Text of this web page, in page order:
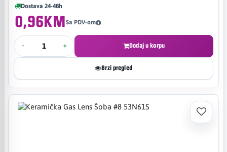
Dostava 24-48h
0,96KMSa PDV-om
- + Dodaj u korpu
Brzi pregled